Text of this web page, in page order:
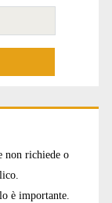
non richiede o
è importante.